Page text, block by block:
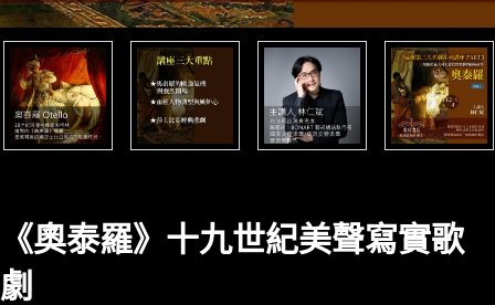
《奧泰羅》十九世紀美聲寫實歌
劇